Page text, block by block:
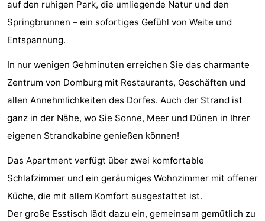
Wijngaerde
Ferienhäuser
Buitenhof
Domburg
-
Hof
Domburg
-
Westhove
Hotels
Zimmer
(mit
Frühstück)
Lastminutes
Strand
auf den ruhigen Park, die umliegende Natur und den
Springbrunnen – ein sofortiges Gefühl von Weite und
Entspannung.
In nur wenigen Gehminuten erreichen Sie das charmante
Zentrum von Domburg mit Restaurants, Geschäften und
allen Annehmlichkeiten des Dorfes. Auch der Strand ist
ganz in der Nähe, wo Sie Sonne, Meer und Dünen in Ihrer
eigenen Strandkabine genießen können!
Das Apartment verfügt über zwei komfortable
Schlafzimmer und ein geräumiges Wohnzimmer mit offener
Küche, die mit allem Komfort ausgestattet ist.
Der große Esstisch lädt dazu ein, gemeinsam gemütlich zu